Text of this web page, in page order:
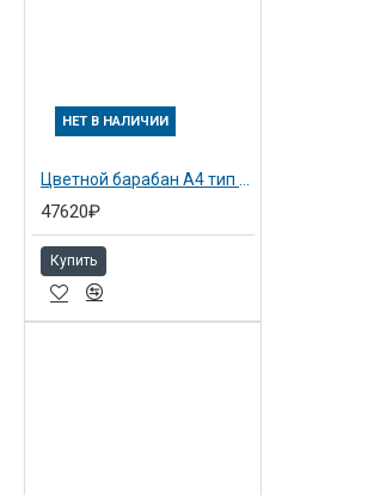
НЕТ В НАЛИЧИИ
47620₽
Купить